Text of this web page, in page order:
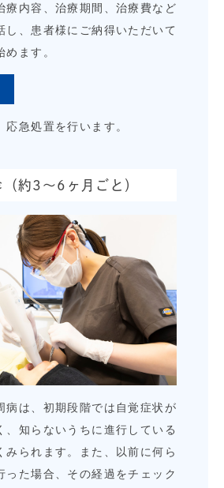
療内容、治療期間、治療費など
し、患者様にご納得いただいて
ます。
応急処置を行います。
約3～6ヶ月ごと）
病は、初期段階では自覚症状が
、知らないうちに進行している
みられます。また、以前に何ら
った場合、その経過をチェック